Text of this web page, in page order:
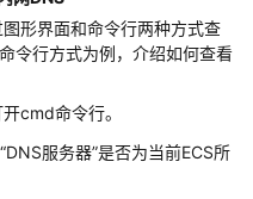
形界面和命令行两种方式查
令行方式为例，介绍如何查看
cmd命令行。
服务器”是否为当前ECS所